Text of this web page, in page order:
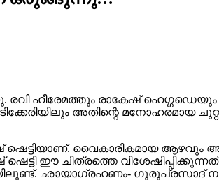
രവി ഹീരേമത്തും രാകേഷ് ഹെഗ്ഗഡെയും
അതിന്റെ മനോഹരമായ
ഷെട്ടിയാണ്. വൈകാരികമായ ആഴവും
ഈ ചിത്രത്തെ വിശേഷിപ്പിക്കുന്നത്.
ഛായാഗ്രഹണം- ഗുരുപ്രസാദ്